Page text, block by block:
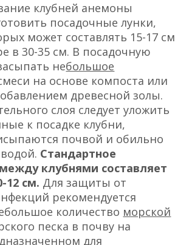
клубней анемоны
посадочные лунки,
может составлять 15-17 см
в 30-35 см. В посадочную
небольшое
на основе компоста или
древесной золы.
слоя следует уложить
к посадке клубни,
почвой и обильно
Стандартное
клубнями составляет
12 см. Для защиты от
рекомендуется
количество морской
песка в почву на
для